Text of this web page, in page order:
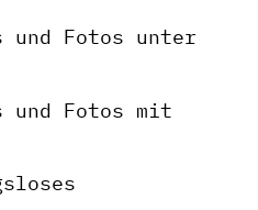
und Fotos unter
und Fotos mit